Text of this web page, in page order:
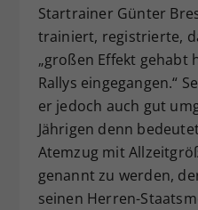
Startrainer Günter
trainiert, registrierte,
„großen Effekt gehabt
Rallys eingegangen.“
er jedoch auch gut
Jährigen denn
Atemzug mit
genannt zu werden,
seinen Herren-